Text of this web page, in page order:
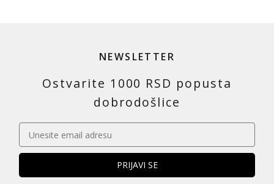
NEWSLETTER
Ostvarite 1000 RSD popusta
dobrodošlice